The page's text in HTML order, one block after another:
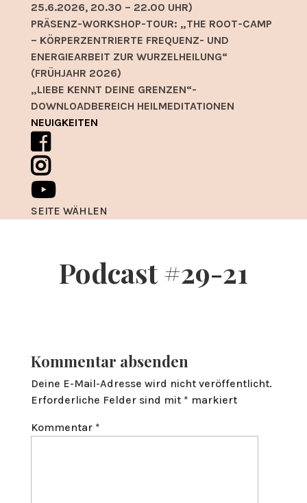
25.6.2026, 20.30 – 22.00 UHR)
PRÄSENZ-WORKSHOP-TOUR: „THE ROOT-CAMP
– KÖRPERZENTRIERTE FREQUENZ- UND
ENERGIEARBEIT ZUR WURZELHEILUNG“
(FRÜHJAHR 2026)
„LIEBE KENNT DEINE GRENZEN“-
DOWNLOADBEREICH HEILMEDITATIONEN
NEUIGKEITEN
SEITE WÄHLEN
Podcast #29-21
Kommentar absenden
Deine E-Mail-Adresse wird nicht veröffentlicht.
Erforderliche Felder sind mit * markiert
Kommentar *